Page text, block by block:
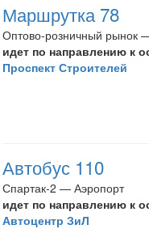
Маршрутка 78
Оптово-розничный рынок
идет по направлению к
Проспект Строителей
Автобус 110
Спартак-2 — Аэропорт
идет по направлению к
Автоцентр ЗиЛ